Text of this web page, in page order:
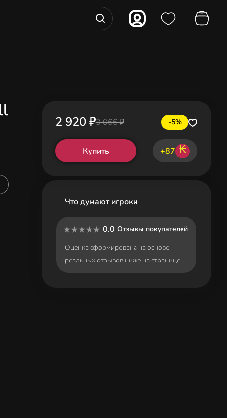
2 920 ₽3 066 ₽ -5%
Купить +87 ₭
Что думают игроки
0.0 Отзывы покупателей
Оценка сформирована на основе
реальных отзывов ниже на странице.